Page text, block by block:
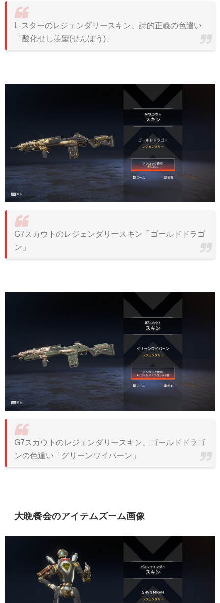
L-スターのレジェンダリースキン、詩的正義の色違い
「酸化せし羨望(せんぼう )」
G7スカウトのレジェンダリースキン「ゴールドドラゴ
ン」
G7スカウトのレジェンダリースキン、ゴールドドラゴ
ンの色違い「グリーンワイバーン」
大晩餐会のアイテムズーム画像